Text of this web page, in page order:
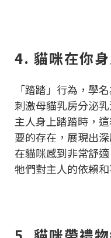
4. 貓咪在你
「踏踏」行為，學
刺激母貓乳房分泌
主人身上踏踏時，
要的存在，展現出
在貓咪感到非常舒
牠們對主人的依賴和